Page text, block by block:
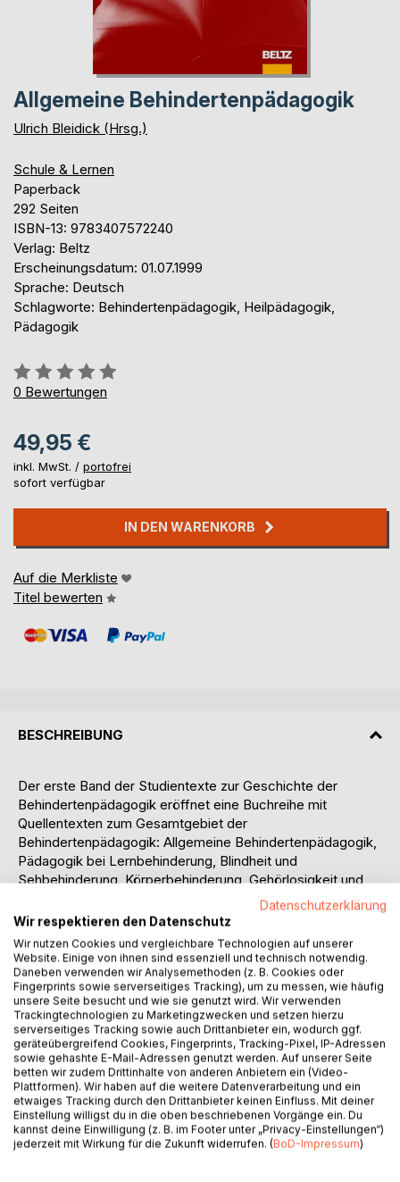
Allgemeine Behindertenpädagogik
Ulrich Bleidick (Hrsg.)
Schule & Lernen
Paperback
292 Seiten
ISBN-13: 9783407572240
Verlag: Beltz
Erscheinungsdatum: 01.07.1999
Sprache: Deutsch
Schlagworte: Behindertenpädagogik, Heilpädagogik,
Pädagogik
Bewertung::
0%
0 Bewertungen
49,95 €
inkl. MwSt. / portofrei
sofort verfügbar
IN DEN WARENKORB
Auf die Merkliste
Titel bewerten
BESCHREIBUNG
Der erste Band der Studientexte zur Geschichte der
Behindertenpädagogik eröffnet eine Buchreihe mit
Quellentexten zum Gesamtgebiet der
Behindertenpädagogik: Allgemeine Behindertenpädagogik,
Pädagogik bei Lernbehinderung, Blindheit und
Sehbehinderung, Körperbehinderung, Gehörlosigkeit und
Schwerhörigkeit, geistige Behinderung, Sprachbehinderung
und Verhaltensstörung.
Bislang gibt es nur wenige, ältere und zumeist vergriffene
Sammlungen mit Wiedergaben vereinzelter historischer
Texte zur Behindertenpädagogik. Es fehlt eine
Gesamtdarstellung, die die geschichtliche Herkunft
gegenwärtiger Fragestellungen thematisiert. So hat etwa
die heutige Integrationsbewegung ihre wesentlichen
Vorläufer nicht nur in der Verallgemeinerungsbewegung der
Blinden- und der Gehörlosenpädagogik des 19.
Jahrhunderts, sondern auch in der Schrift von Georgens
und Deinhardt (1861), die die Heilpädagogik als einen Zweig
der Allgemeinen Pädagogik verstanden.
Datenschutzerklärung
Wir respektieren den Datenschutz
Wir nutzen Cookies und vergleichbare Technologien auf unserer
Website. Einige von ihnen sind essenziell und technisch notwendig.
Daneben verwenden wir Analysemethoden (z. B. Cookies oder
Fingerprints sowie serverseitiges Tracking), um zu messen, wie häufig
unsere Seite besucht und wie sie genutzt wird. Wir verwenden
Trackingtechnologien zu Marketingzwecken und setzen hierzu
serverseitiges Tracking sowie auch Drittanbieter ein, wodurch ggf.
geräteübergreifend Cookies, Fingerprints, Tracking-Pixel, IP-Adressen
sowie gehashte E-Mail-Adressen genutzt werden. Auf unserer Seite
betten wir zudem Drittinhalte von anderen Anbietern ein (Video-
Plattformen). Wir haben auf die weitere Datenverarbeitung und ein
etwaiges Tracking durch den Drittanbieter keinen Einfluss. Mit deiner
Einstellung willigst du in die oben beschriebenen Vorgänge ein. Du
kannst deine Einwilligung (z. B. im Footer unter „Privacy-Einstellungen“)
jederzeit mit Wirkung für die Zukunft widerrufen. (BoD-Impressum)